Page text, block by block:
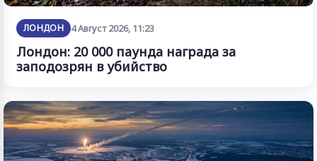
ЛОНДОН 4 Август 2026, 11:23
Лондон: 20 000 паунда награда за
заподозрян в убийство